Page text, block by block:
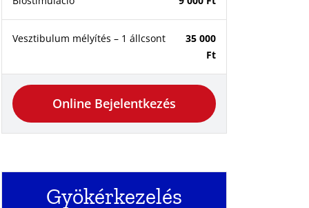
Vesztibulum mélyítés – 1 állcsont
35 000
Ft
Online Bejelentkezés
Gyökérkezelés